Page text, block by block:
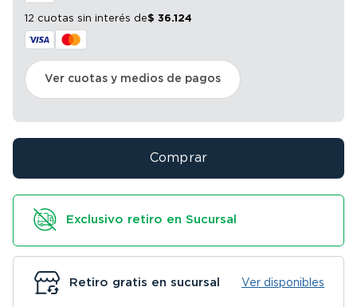
12 cuotas sin interés de$ 36.124
Ver cuotas y medios de pagos
Comprar
Exclusivo retiro en Sucursal
Retiro gratis en sucursal Ver disponibles